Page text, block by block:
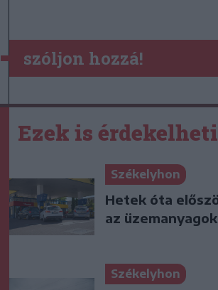
szóljon hozzá!
Ezek is
Székelyhon
Hetek óta
az
Székelyhon